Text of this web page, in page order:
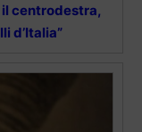
centrodestra,
d’Italia”